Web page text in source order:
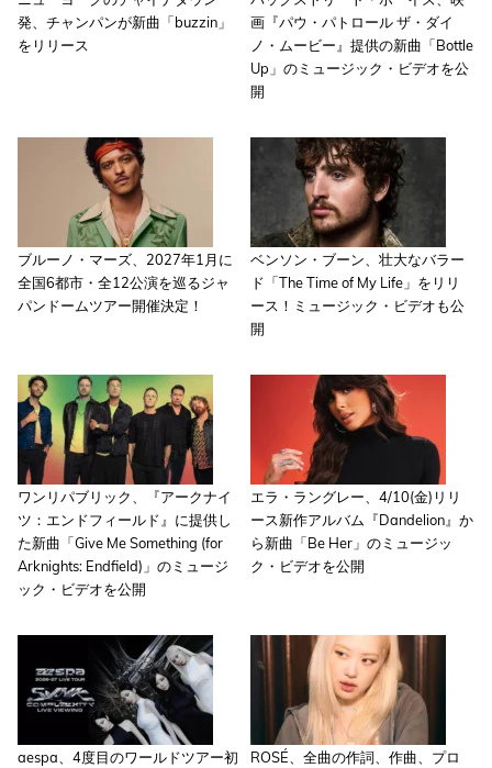
発、チャンパンが新曲「buzzin」
をリリース
画『パウ・パトロール ザ・ダイ
ノ・ムービー』提供の新曲「Bottle
Up」のミュージック・ビデオを公
開
ブルーノ・マーズ、2027年1月に
全国6都市・全12公演を巡るジャ
パンドームツアー開催決定！
ベンソン・ブーン、壮大なバラー
ド「The Time of My Life」をリリ
ース！ミュージック・ビデオも公
開
ワンリパブリック、『アークナイ
ツ：エンドフィールド』に提供し
た新曲「Give Me Something (for
Arknights: Endfield)」のミュージ
ック・ビデオを公開
エラ・ラングレー、4/10(金)リリ
ース新作アルバム『Dandelion』か
ら新曲「Be Her」のミュージッ
ク・ビデオを公開
aespa、4度目のワールドツアー初
ROSÉ、全曲の作詞、作曲、プロ